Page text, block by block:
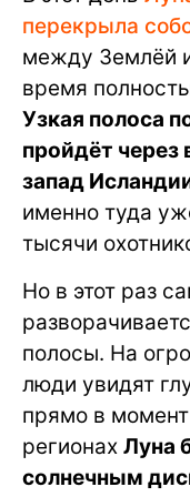
перекрыла
между Землёй
время
Узкая полоса
пройдёт через
запад
именно туда
тысячи
Но в этот раз
полосы. На
люди увидят
прямо в момент
регионах Луна
солнечным